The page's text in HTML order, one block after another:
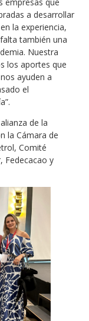
a desarrollar
la experiencia,
también una
Nuestra
los aportes que
ayuden a
el
de la
la Cámara de
Comité
Fedecacao y